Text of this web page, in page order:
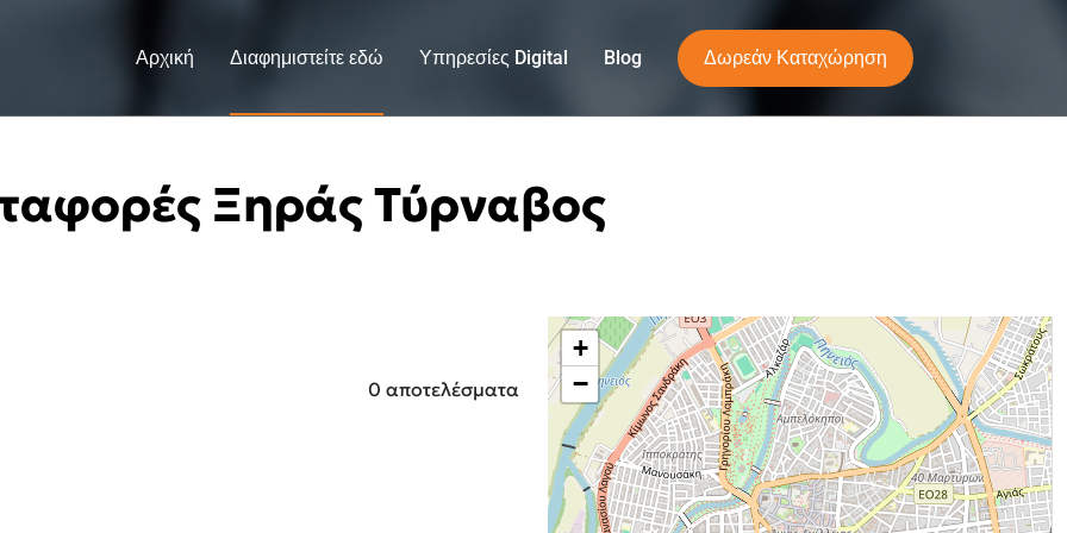
Αρχική Διαφημιστείτε εδώ Υπηρεσίες Digital Blog Δωρεάν Καταχώρηση
Ξηράς Τύρναβος
0 αποτελέσματα
+
−